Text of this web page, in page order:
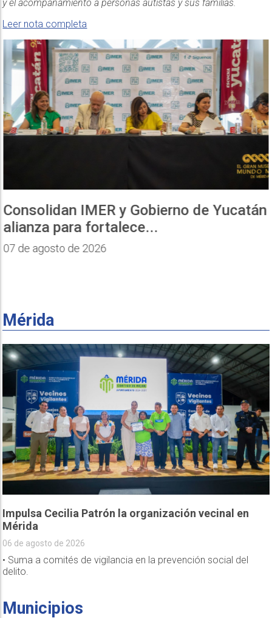
y el acompañamiento a personas autistas y sus familias.
Leer nota completa
Consolidan IMER y Gobierno de Yucatán
alianza para fortalece...
07 de agosto de 2026
Mérida
Impulsa Cecilia Patrón la organización vecinal en
Mérida
06 de agosto de 2026
• Suma a comités de vigilancia en la prevención social del
delito.
Municipios